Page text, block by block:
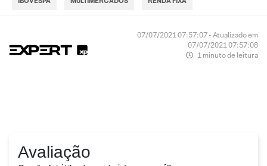
07/07/2021 07:57:07 • Atualizado em
07/07/2021 07:57:08
1 minuto de leitura
Avaliação